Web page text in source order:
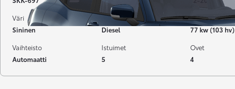
Väri
Sininen
Käyttövoima
Diesel
Teho
77 kw (103 hv)
Vaihteisto
Automaatti
Istuimet
5
Ovet
4